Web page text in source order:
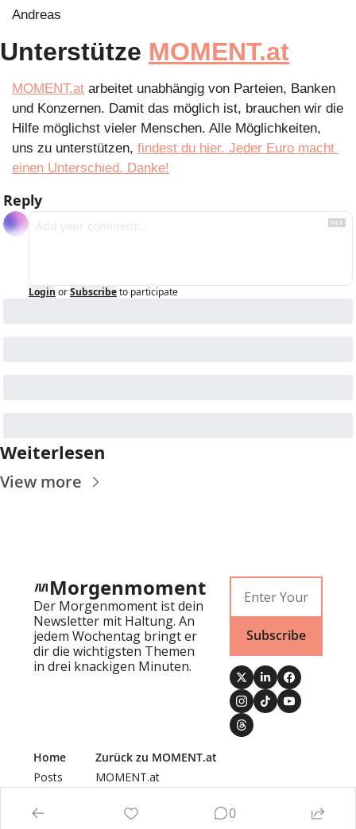
Andreas
Unterstütze MOMENT.at
MOMENT.at arbeitet unabhängig von Parteien, Banken
und Konzernen. Damit das möglich ist, brauchen wir die
Hilfe möglichst vieler Menschen. Alle Möglichkeiten,
uns zu unterstützen, findest du hier. Jeder Euro macht
einen Unterschied. Danke!
Reply
Login orSubscribeto participate
Weiterlesen
View more
Morgenmoment
Der Morgenmoment ist dein
Newsletter mit Haltung. An
jedem Wochentag bringt er
dir die wichtigsten Themen
in drei knackigen Minuten.
Subscribe
Home
Posts
Newsletters
Authors
Zurück zu MOMENT.at
MOMENT.at
0